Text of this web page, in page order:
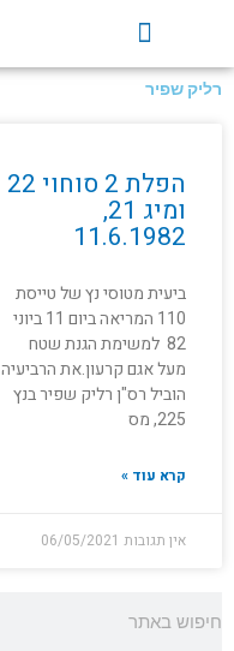
רליק שפיר
הפלת 2 סוחוי 22
ומיג 21,
11.6.1982
ביעית מטוסי נץ של טייסת
110 המריאה ביום 11 ביוני
82 למשימת הגנת שטח
מעל אגם קרעון.את הרביעיה
הוביל רס"ן רליק שפיר בנץ
225, מס
קרא עוד »
אין תגובות 06/05/2021